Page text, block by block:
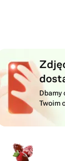
Dbamy
Twoim